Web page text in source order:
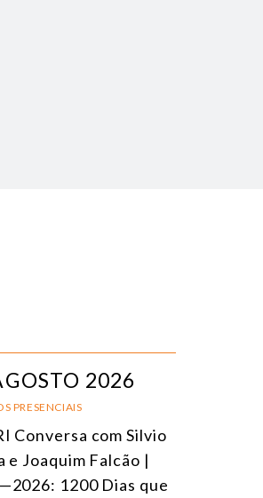
2026
PRESENCIAIS
Conversa com Silvio
e Joaquim Falcão |
1200 Dias que